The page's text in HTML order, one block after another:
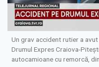
Un grav accident rutier a
Drumul Expres Craiova-
autocamioane cu remorcă,